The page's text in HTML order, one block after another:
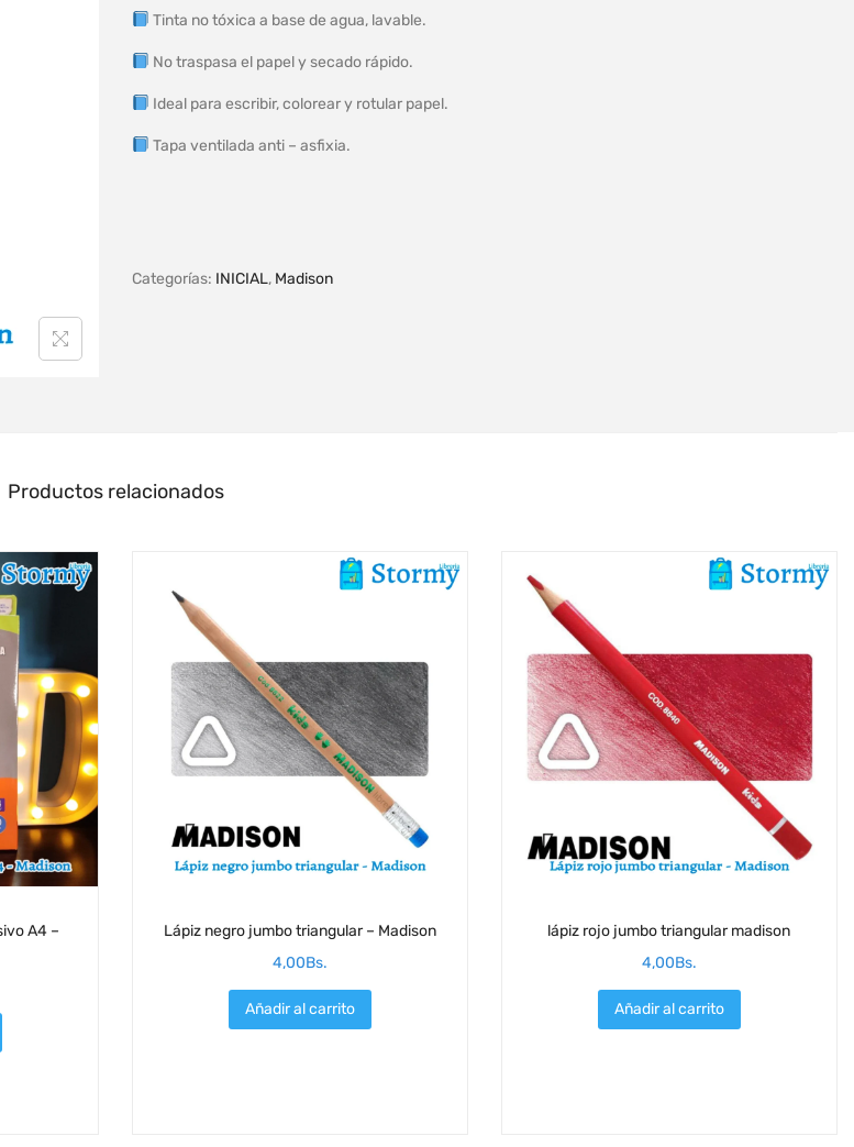
Tinta no tóxica a base de agua, lavable.
No traspasa el papel y secado rápido.
Ideal para escribir, colorear y rotular papel.
Tapa ventilada anti – asfixia.
Categorías: INICIAL, Madison
Productos relacionados
A4 –
Lápiz negro jumbo triangular – Madison
4,00Bs.
Añadir al carrito
lápiz rojo jumbo triangular madison
4,00Bs.
Añadir al carrito